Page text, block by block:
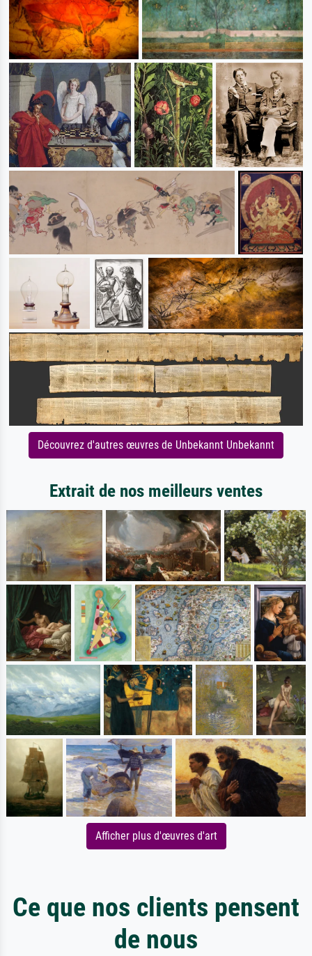
Découvrez d'autres œuvres de Unbekannt Unbekannt
Extrait de nos meilleurs ventes
Afficher plus d'œuvres d'art
Ce que nos clients pensent
de nous